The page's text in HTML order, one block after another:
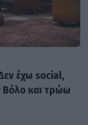
έχω social,
Βόλο και τρώω